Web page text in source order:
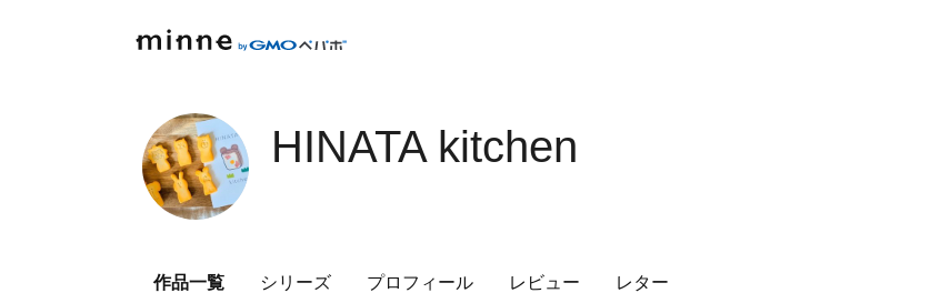
HINATA kitchen
作品一覧 シリーズ プロフィール レビュー レター